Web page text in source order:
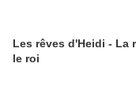
Les rêves d'Heidi - La
le roi